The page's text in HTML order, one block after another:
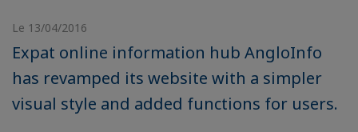
Le 13/04/2016
Expat online information hub AngloInfo
has revamped its website with a simpler
visual style and added functions for users.